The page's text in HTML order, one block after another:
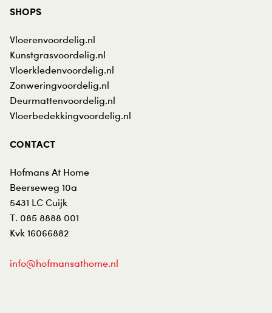
SHOPS
Vloerenvoordelig.nl
Kunstgrasvoordelig.nl
Vloerkledenvoordelig.nl
Zonweringvoordelig.nl
Deurmattenvoordelig.nl
Vloerbedekkingvoordelig.nl
CONTACT
Hofmans At Home
Beerseweg 10a
5431 LC Cuijk
T. 085 8888 001
Kvk 16066882
info@hofmansathome.nl